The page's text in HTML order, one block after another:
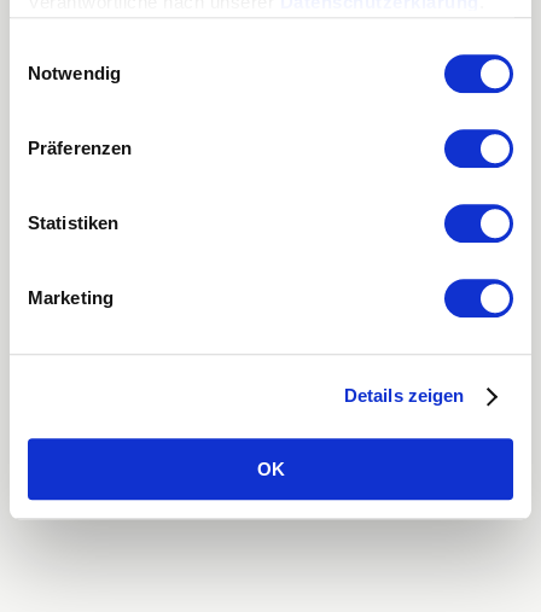
Notwendig
Präferenzen
Statistiken
Marketing
Details zeigen
OK
-side exception has occurred while
loadingmtel.ch for more information).